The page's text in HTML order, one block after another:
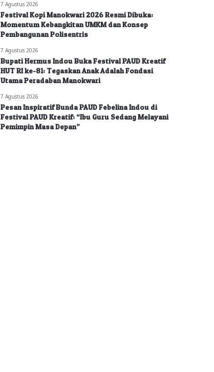
7 Agustus 2026
Festival Kopi Manokwari 2026 Resmi Dibuka:
Momentum Kebangkitan UMKM dan Konsep
Pembangunan Polisentris
7 Agustus 2026
Bupati Hermus Indou Buka Festival PAUD Kreatif
HUT RI ke-81: Tegaskan Anak Adalah Fondasi
Utama Peradaban Manokwari
7 Agustus 2026
Pesan Inspiratif Bunda PAUD Febelina Indou di
Festival PAUD Kreatif: “Ibu Guru Sedang Melayani
Pemimpin Masa Depan”